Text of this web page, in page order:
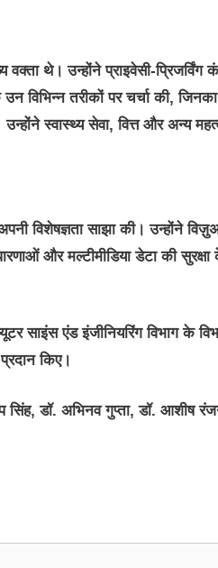
थे। उन्होंने प्राइवेसी-प्रिजर्विंग
विभिन्न तरीकों पर चर्चा की,
स्वास्थ्य सेवा, वित्त और अन्य
साझा की। उन्होंने
और मल्टीमीडिया डेटा की
एंड इंजीनियरिंग विभाग के
किए।
सिंह, डॉ. अभिनव गुप्ता, डॉ. आशीष